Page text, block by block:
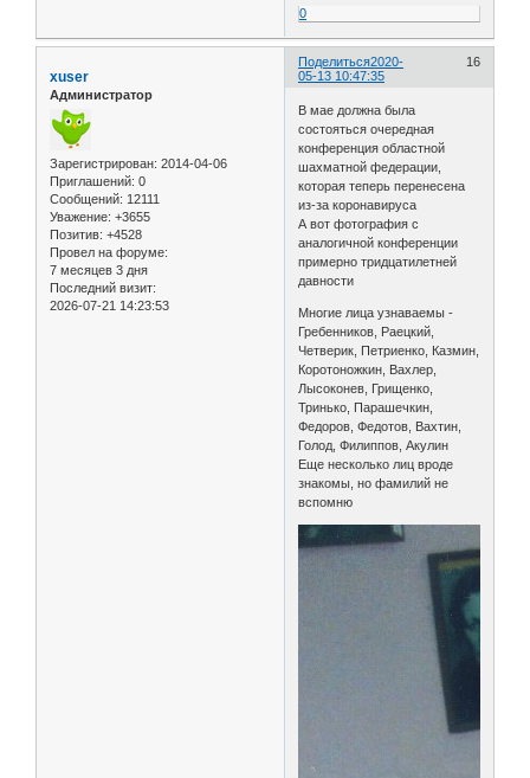
0
Поделиться 16
2020-
05-13 10:47:35
xuser
Администратор
Зарегистрирован: 2014-04-06
Приглашений: 0
Сообщений: 12111
Уважение: +3655
Позитив: +4528
Провел на форуме:
7 месяцев 3 дня
Последний визит:
2026-07-21 14:23:53
В мае должна была
состояться очередная
конференция областной
шахматной федерации,
которая теперь перенесена
из-за коронавируса
А вот фотография с
аналогичной конференции
примерно тридцатилетней
давности
Многие лица узнаваемы -
Гребенников, Раецкий,
Четверик, Петриенко, Казмин,
Коротоножкин, Вахлер,
Лысоконев, Грищенко,
Тринько, Парашечкин,
Федоров, Федотов, Вахтин,
Голод, Филиппов, Акулин
Еще несколько лиц вроде
знакомы, но фамилий не
вспомню